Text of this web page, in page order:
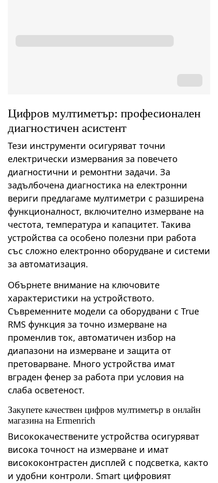
Цифров мултиметър: професионален
диагностичен асистент
Тези инструменти осигуряват точни
електрически измервания за повечето
диагностични и ремонтни задачи. За
задълбочена диагностика на електронни
вериги предлагаме мултиметри с разширена
функционалност, включително измерване на
честота, температура и капацитет. Такива
устройства са особено полезни при работа
със сложно електронно оборудване и системи
за автоматизация.
Обърнете внимание на ключовите
характеристики на устройството.
Съвременните модели са оборудвани с True
RMS функция за точно измерване на
променлив ток, автоматичен избор на
диапазони на измерване и защита от
претоварване. Много устройства имат
вграден фенер за работа при условия на
слаба осветеност.
Закупете качествен цифров мултиметър в онлайн
магазина на Ermenrich
Висококачествените устройства осигуряват
висока точност на измерване и имат
висококонтрастен дисплей с подсветка, както
и удобни контроли. Smart цифровият